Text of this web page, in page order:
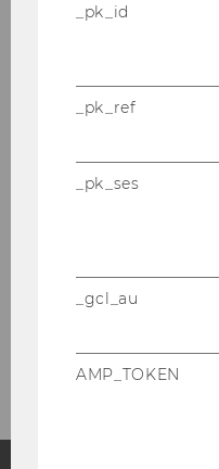
Conference
Research Seminars
_pk_id
_pk_ref
_pk_ses
_gcl_au
AMP_TOKEN